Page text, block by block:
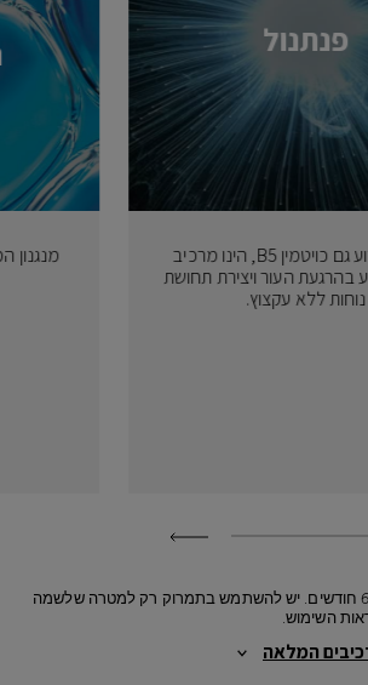
פנתנול
פנתנול, ידוע גם כויטמין B5, הינו מרכיב
בהרגעת העור ויצירת תחושת
נוחות ללא עקצוץ.
מנגנון
תוקף לאחר הפתיחה: 6 חודשים. יש להשתמש בתמרוק רק למטרה שלשמה
השימוש.
המלאה